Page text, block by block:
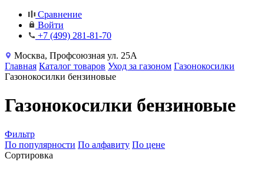
Сравнение
Войти
+7 (499) 281-81-70
Москва, Профсоюзная ул. 25А
Главная Каталог товаров Уход за газоном Газонокосилки
Газонокосилки бензиновые
Газонокосилки бензиновые
Фильтр
По популярности По алфавиту По цене
Сортировка